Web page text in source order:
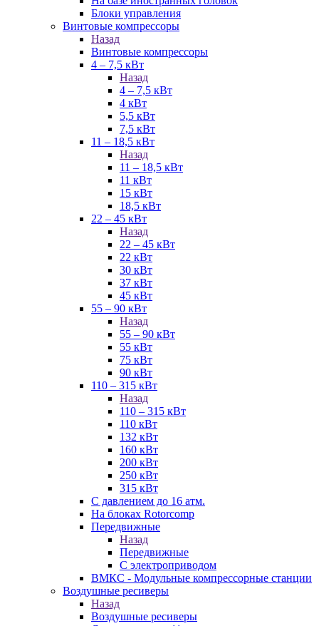
Блоки управления
Винтовые компрессоры
Назад
Винтовые компрессоры
4 – 7,5 кВт
Назад
4 – 7,5 кВт
4 кВт
5,5 кВт
7,5 кВт
11 – 18,5 кВт
Назад
11 – 18,5 кВт
11 кВт
15 кВт
18,5 кВт
22 – 45 кВт
Назад
22 – 45 кВт
22 кВт
30 кВт
37 кВт
45 кВт
55 – 90 кВт
Назад
55 – 90 кВт
55 кВт
75 кВт
90 кВт
110 – 315 кВт
Назад
110 – 315 кВт
110 кВт
132 кВт
160 кВт
200 кВт
250 кВт
315 кВт
С давлением до 16 атм.
На блоках Rotorcomp
Передвижные
Назад
Передвижные
С электроприводом
ВМКС - Модульные компрессорные станции
Воздушные ресиверы
Назад
Воздушные ресиверы